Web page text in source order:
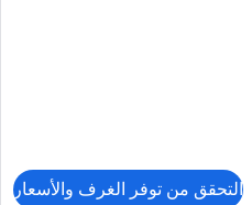
التحقق من توفر الغرف والأسعار